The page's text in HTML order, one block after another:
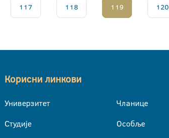
117 118 119 120
Корисни линкови
Универзитет
Студије
Чланице
Особље